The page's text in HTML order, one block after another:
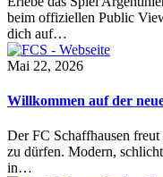
beim offiziellen Public
dich auf…
Mai 22, 2026
Willkommen auf der
Der FC Schaffhausen freut
zu dürfen. Modern,
in…